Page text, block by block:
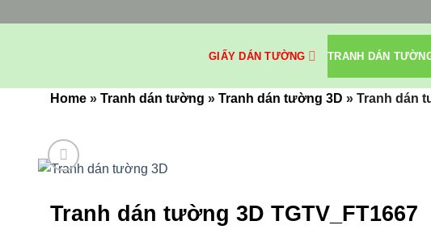
GIẤY DÁN TƯỜNG TRANH DÁN
Home » Tranh dán tường » Tranh dán tường 3D » Tranh dán
Tranh dán tường 3D TGTV_FT1667